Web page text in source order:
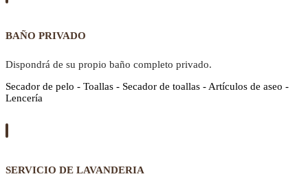
BAÑO PRIVADO
Dispondrá de su propio baño completo privado.
Secador de pelo - Toallas - Secador de toallas - Artículos de aseo -
Lencería
SERVICIO DE LAVANDERIA